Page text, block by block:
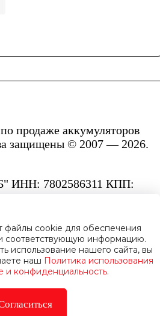
продаже аккумуляторов
защищены © 2007 — 2026.
7802586311 КПП:
и Google
of Service.
файлы cookie для обеспечения
соответствующую информацию.
использование нашего сайта, вы
наш Политика использования
и конфиденциальность.